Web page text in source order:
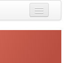
Jaar
Maand